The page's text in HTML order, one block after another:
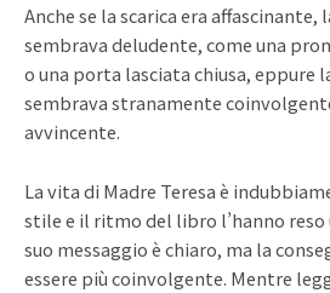
Anche se la scarica era affascinante,
sembrava deludente, come una
o una porta lasciata chiusa, eppure
sembrava stranamente
avvincente.
La vita di Madre Teresa è
stile e il ritmo del libro l’hanno
suo messaggio è chiaro, ma la
essere più coinvolgente. Mentre